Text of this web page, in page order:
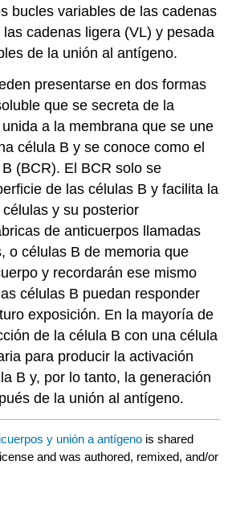
bucles variables de las cadenas
cadenas ligera (VL) y pesada
de la unión al antígeno.
presentarse en dos formas
que se secreta de la
a la membrana que se une
célula B y se conoce como el
(BCR). El BCR solo se
de las células B y facilita la
y su posterior
de anticuerpos llamadas
o células B de memoria que
y recordarán ese mismo
células B puedan responder
exposición. En la mayoría de
de la célula B con una célula
para producir la activación
B y, por lo tanto, la generación
de la unión al antígeno.
y unión a antígeno is shared
and was authored, remixed, and/or